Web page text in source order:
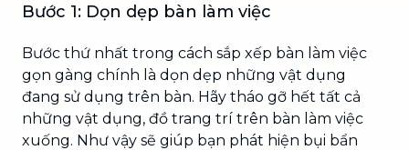
Bước 1: Dọn dẹp bàn làm việc
Bước thứ nhất trong cách sắp xếp bàn làm việc
gọn gàng chính là dọn dẹp những vật dụng
đang sử dụng trên bàn. Hãy tháo gỡ hết tất cả
những vật dụng, đồ trang trí trên bàn làm việc
xuống. Như vậy sẽ giúp bạn phát hiện bụi bẩn